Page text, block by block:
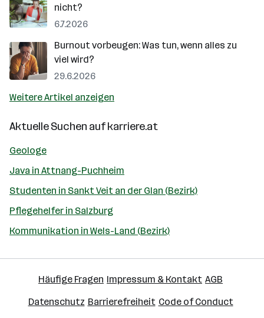
nicht?
6.7.2026
Burnout vorbeugen: Was tun, wenn alles zu
viel wird?
29.6.2026
Weitere Artikel anzeigen
Aktuelle Suchen aufkarriere.at
Geologe
Java in Attnang-Puchheim
Studenten in Sankt Veit an der Glan (Bezirk)
Pflegehelfer in Salzburg
Kommunikation in Wels-Land (Bezirk)
Häufige Fragen Impressum & Kontakt AGB
Datenschutz Barrierefreiheit Code of Conduct